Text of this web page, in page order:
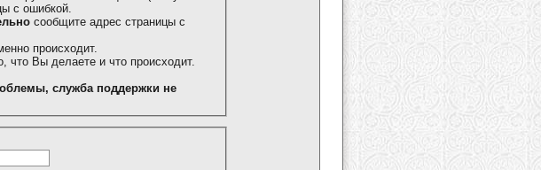
с ошибкой.
сообщите адрес страницы с
происходит.
что Вы делаете и что происходит.
служба поддержки не